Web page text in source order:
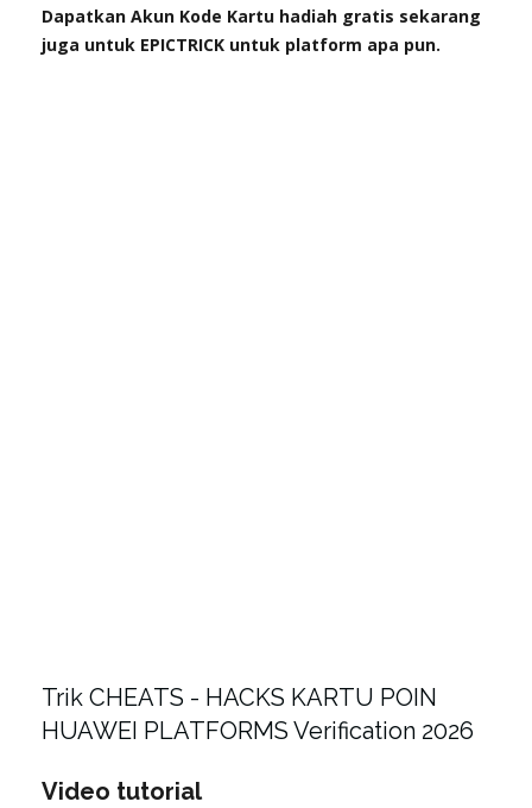
Dapatkan Akun Kode Kartu hadiah gratis sekarang
juga untuk EPICTRICK untuk platform apa pun.
Trik CHEATS - HACKS KARTU POIN
HUAWEI PLATFORMS Verification 2026
Video tutorial